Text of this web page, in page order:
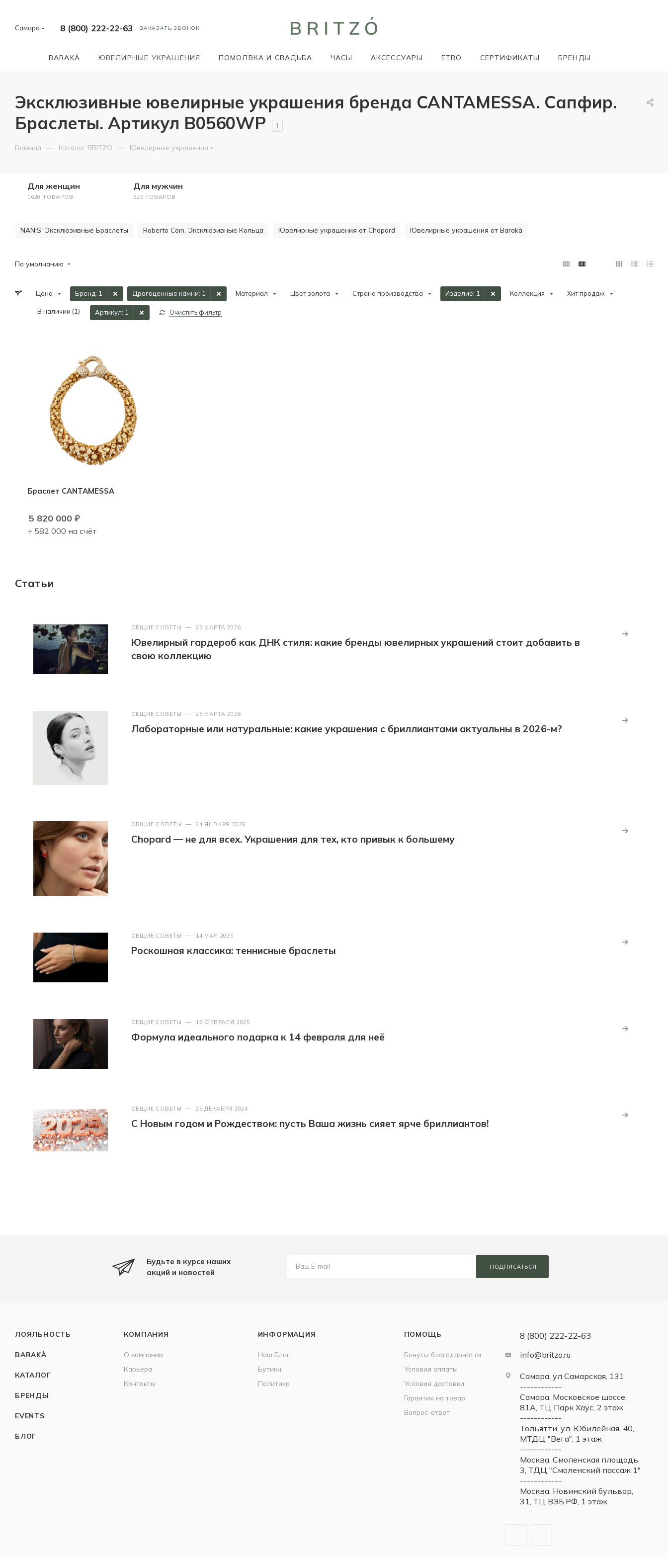
Самара 8 (800) 222-22-63 ЗАКАЗАТЬ ЗВОНОК
BARAKÀ ЮВЕЛИРНЫЕ УКРАШЕНИЯ ПОМОЛВКА И СВАДЬБА ЧАСЫ АКСЕССУАРЫ ETRO СЕРТИФИКАТЫ БРЕНДЫ
Эксклюзивные ювелирные украшения бренда CANTAMESSA. Сапфир.
Браслеты. Артикул B0560WP
1
Главная — Каталог BRITZO — Ювелирные украшения
Для женщин
1620 ТОВАРОВ
Для мужчин
325 ТОВАРОВ
NANIS. Эксклюзивные Браслеты Roberto Coin. Эксклюзивные Кольца Ювелирные украшения от Chopard Ювелирные украшения от Barakà
По умолчанию
Цена Бренд: 1 Драгоценные камни: 1 Материал Цвет золота Страна производства Изделие: 1 Коллекция Хит продаж
В наличии (1) Артикул: 1 Очистить фильтр
Браслет CANTAMESSA
5 820 000 ₽
+ 582 000 на счёт
Статьи
ОБЩИЕ СОВЕТЫ — 25 МАРТА 2026
Ювелирный гардероб как ДНК стиля: какие бренды ювелирных украшений стоит добавить в
свою коллекцию
ОБЩИЕ СОВЕТЫ — 25 МАРТА 2026
Лабораторные или натуральные: какие украшения с бриллиантами актуальны в 2026-м?
ОБЩИЕ СОВЕТЫ — 24 ЯНВАРЯ 2026
Chopard — не для всех. Украшения для тех, кто привык к большему
ОБЩИЕ СОВЕТЫ — 14 МАЯ 2025
Роскошная классика: теннисные браслеты
ОБЩИЕ СОВЕТЫ — 12 ФЕВРАЛЯ 2025
Формула идеального подарка к 14 февраля для неё
ОБЩИЕ СОВЕТЫ — 25 ДЕКАБРЯ 2024
С Новым годом и Рождеством: пусть Ваша жизнь сияет ярче бриллиантов!
Будьте в курсе наших
акций и новостей
ПОДПИСАТЬСЯ
ЛОЯЛЬНОСТЬ
BARAKÀ
КАТАЛОГ
БРЕНДЫ
EVENTS
БЛОГ
КОМПАНИЯ
О компании
Карьера
Контакты
ИНФОРМАЦИЯ
Наш Блог
Бутики
Политика
ПОМОЩЬ
Бонусы благодарности
Условия оплаты
Условия доставки
Гарантия на товар
Вопрос-ответ
8 (800) 222-22-63
info@britzo.ru
Самара, ул Самарская, 131
------------
Самара, Московское шоссе,
81А, ТЦ Парк Хаус, 2 этаж
------------
Тольятти, ул. Юбилейная, 40,
МТДЦ "Вега", 1 этаж
------------
Москва, Смоленская площадь,
3, ТДЦ "Смоленский пассаж 1"
------------
Москва, Новинский бульвар,
31, ТЦ ВЭБ.РФ, 1 этаж